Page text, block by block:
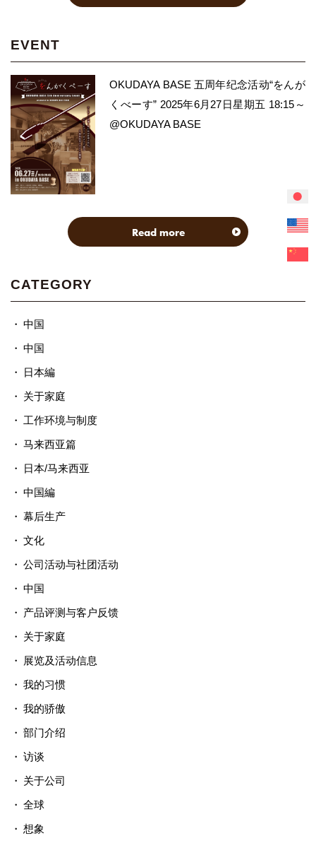
EVENT
OKUDAYA BASE 五周年纪念活动“をんが
くべーす” 2025年6月27日星期五 18:15～
@OKUDAYA BASE
Read more
CATEGORY
中国
中国
日本編
关于家庭
工作环境与制度
马来西亚篇
日本/马来西亚
中国編
幕后生产
文化
公司活动与社团活动
中国
产品评测与客户反馈
关于家庭
展览及活动信息
我的习惯
我的骄傲
部门介绍
访谈
关于公司
全球
想象